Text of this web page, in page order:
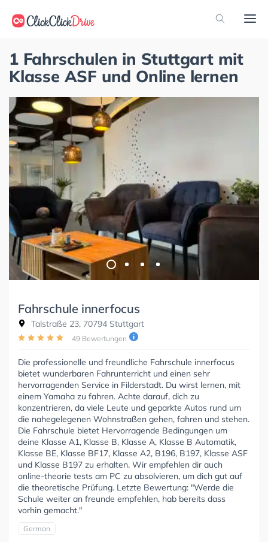
1 Fahrschulen in Stuttgart mit
Klasse ASF und Online lernen
Fahrschule innerfocus
Talstraße 23, 70794 Stuttgart
49 Bewertungen
Die professionelle und freundliche Fahrschule innerfocus
bietet wunderbaren Fahrunterricht und einen sehr
hervorragenden Service in Filderstadt. Du wirst lernen, mit
einem Yamaha zu fahren. Achte darauf, dich zu
konzentrieren, da viele Leute und geparkte Autos rund um
die nahegelegenen Wohnstraßen gehen, fahren und stehen.
Die Fahrschule bietet Hervorragende Bedingungen um
deine Klasse A1, Klasse B, Klasse A, Klasse B Automatik,
Klasse BE, Klasse BF17, Klasse A2, B196, B197, Klasse ASF
und Klasse B197 zu erhalten. Wir empfehlen dir auch
online-theorie tests am PC zu absolvieren, um dich gut auf
die theoretische Prüfung. Letzte Bewertung: "Werde die
Schule weiter an freunde empfehlen, hab bereits dass
vorhin gemacht."
German